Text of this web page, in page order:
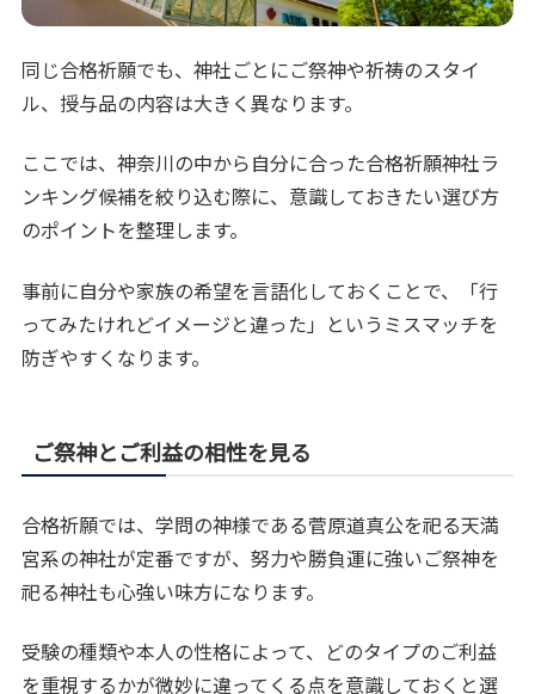
同じ合格祈願でも、神社ごとにご祭神や祈祷のスタイ
ル、授与品の内容は大きく異なります。
ここでは、神奈川の中から自分に合った合格祈願神社ラ
ンキング候補を絞り込む際に、意識しておきたい選び方
のポイントを整理します。
事前に自分や家族の希望を言語化しておくことで、「行
ってみたけれどイメージと違った」というミスマッチを
防ぎやすくなります。
ご祭神とご利益の相性を見る
合格祈願では、学問の神様である菅原道真公を祀る天満
宮系の神社が定番ですが、努力や勝負運に強いご祭神を
祀る神社も心強い味方になります。
受験の種類や本人の性格によって、どのタイプのご利益
を重視するかが微妙に違ってくる点を意識しておくと選